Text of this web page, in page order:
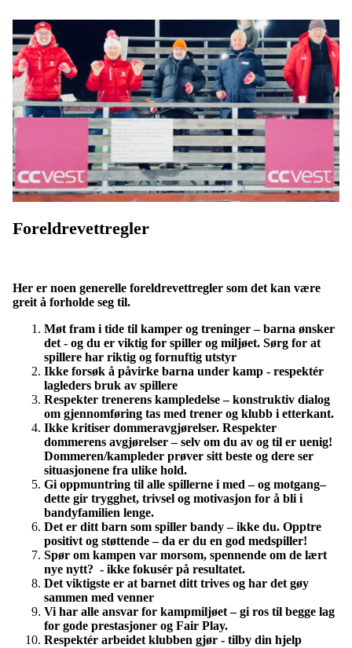
Foreldrevettregler
Her er noen generelle foreldrevettregler som det kan være
greit å forholde seg til.
Møt fram i tide til kamper og treninger – barna ønsker
det - og du er viktig for spiller og miljøet. Sørg for at
spillere har riktig og fornuftig utstyr
Ikke forsøk å påvirke barna under kamp - respektér
lagleders bruk av spillere
Respekter trenerens kampledelse – konstruktiv dialog
om gjennomføring tas med trener og klubb i etterkant.
Ikke kritiser dommeravgjørelser. Respekter
dommerens avgjørelser – selv om du av og til er uenig!
Dommeren/kampleder prøver sitt beste og dere ser
situasjonene fra ulike hold.
Gi oppmuntring til alle spillerne i med – og motgang–
dette gir trygghet, trivsel og motivasjon for å bli i
bandyfamilien lenge.
Det er ditt barn som spiller bandy – ikke du. Opptre
positivt og støttende – da er du en god medspiller!
Spør om kampen var morsom, spennende om de lært
nye nytt? - ikke fokusér på resultatet.
Det viktigste er at barnet ditt trives og har det gøy
sammen med venner
Vi har alle ansvar for kampmiljøet – gi ros til begge lag
for gode prestasjoner og Fair Play.
Respektér arbeidet klubben gjør - tilby din hjelp